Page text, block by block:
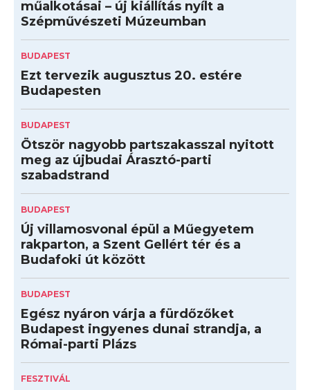
műalkotásai – új kiállítás nyílt a
Szépművészeti Múzeumban
BUDAPEST
Ezt tervezik augusztus 20. estére
Budapesten
BUDAPEST
Ötször nagyobb partszakasszal nyitott
meg az újbudai Árasztó-parti
szabadstrand
BUDAPEST
Új villamosvonal épül a Műegyetem
rakparton, a Szent Gellért tér és a
Budafoki út között
BUDAPEST
Egész nyáron várja a fürdőzőket
Budapest ingyenes dunai strandja, a
Római-parti Plázs
FESZTIVÁL